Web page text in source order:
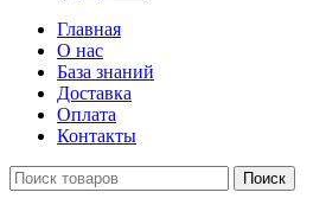
Главная
О нас
База знаний
Доставка
Оплата
Контакты
Поиск